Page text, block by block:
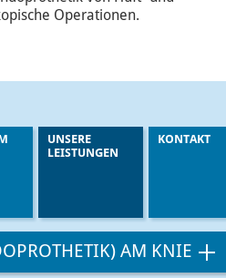
Operationen.
UNSERE
LEISTUNGEN
KONTAKT
AM KNIE